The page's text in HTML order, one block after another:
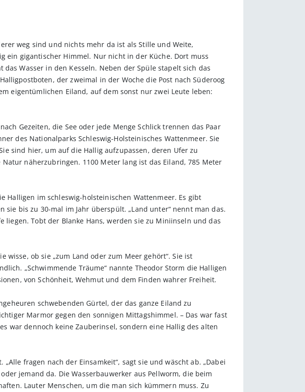
weg sind und nichts mehr da ist als Stille und Weite,
ein gigantischer Himmel. Nur nicht in der Küche. Dort muss
Wasser in den Kesseln. Neben der Spüle stapelt sich das
der zweimal in der Woche die Post nach Süderoog
eigentümlichen Eiland, auf dem sonst nur zwei Leute leben:
Gezeiten, die See oder jede Menge Schlick trennen das Paar
des Nationalparks Schleswig-Holsteinisches Wattenmeer. Sie
sind hier, um auf die Hallig aufzupassen, deren Ufer zu
näherzubringen. 1100 Meter lang ist das Eiland, 785 Meter
Halligen im schleswig-holsteinischen Wattenmeer. Es gibt
bis zu 30-mal im Jahr überspült. „Land unter“ nennt man das.
liegen. Tobt der Blanke Hans, werden sie zu Miniinseln und das
wisse, ob sie „zum Land oder zum Meer gehört“. Sie ist
„Schwimmende Träume“ nannte Theodor Storm die Halligen
von Schönheit, Wehmut und dem Finden wahrer Freiheit.
schwebenden Gürtel, der das ganze Eiland zu
Marmor gegen den sonnigen Mittagshimmel. – Das war fast
war dennoch keine Zauberinsel, sondern eine Hallig des alten
fragen nach der Einsamkeit“, sagt sie und wäscht ab. „Dabei
jemand da. Die Wasserbauwerker aus Pellworm, die beim
Lauter Menschen, um die man sich kümmern muss. Zu